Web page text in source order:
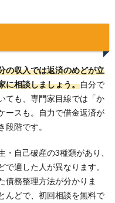
の収入では返済のめどが立
に相談しましょう。自分で
ても、専門家目線では「か
ースも。自力で借金返済が
階です。
自己破産の3種類があり、
適した人が異なります。
債務整理方法が分かりま
んどで、初回相談を無料で